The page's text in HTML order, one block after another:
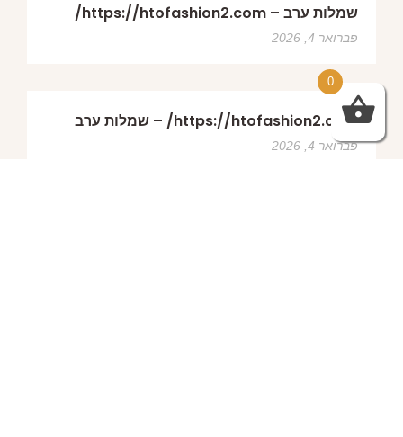
שמלות ערב – https://htofashion2.com/
פברואר 4, 2026
https://htofashion2.com/ – שמלות ערב
פברואר 4, 2026
0